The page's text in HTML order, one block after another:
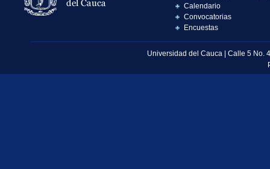
Calendario
Convocatorias
Encuestas
Universidad del Cauca | Calle 5 No.